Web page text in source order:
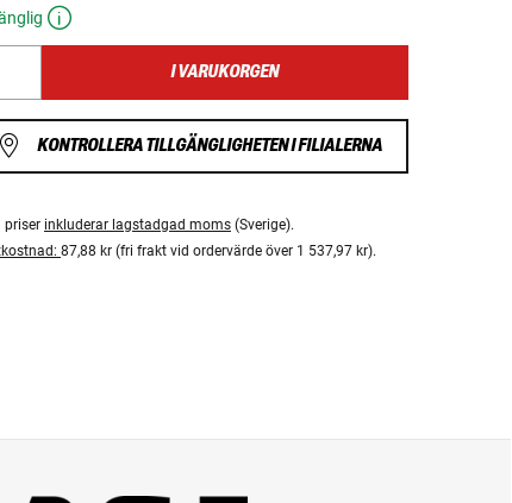
I VARUKORGEN
KONTROLLERA TILLGÄNGLIGHETEN I FILIALERNA
priser inkluderar lagstadgad moms (Sverige).
87,88 kr (fri frakt vid ordervärde över 1 537,97 kr).